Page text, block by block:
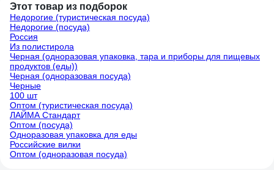
Этот товар из подборок
Недорогие (туристическая посуда)
Недорогие (посуда)
Россия
Из полистирола
Черная (одноразовая упаковка, тара и приборы для пищевых
продуктов (еды))
Черная (одноразовая посуда)
Черные
100 шт
Оптом (туристическая посуда)
ЛАЙМА Стандарт
Оптом (посуда)
Одноразовая упаковка для еды
Российские вилки
Оптом (одноразовая посуда)